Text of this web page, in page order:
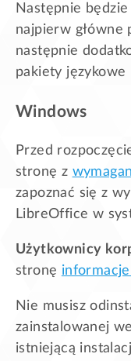
Następnie
najpierw główne
następnie
pakiety językowe
Windows
Przed
stronę z
zapoznać się z
LibreOffice w
Użytkownicy
stronę
Nie musisz
zainstalowanej
istniejącą